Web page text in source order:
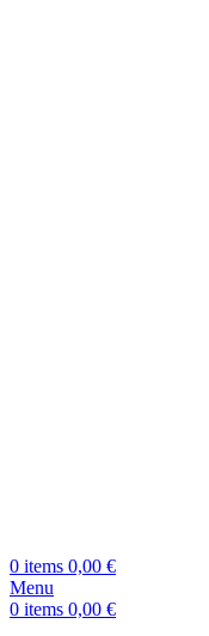
0 items 0,00 €
Menu
0 items 0,00 €